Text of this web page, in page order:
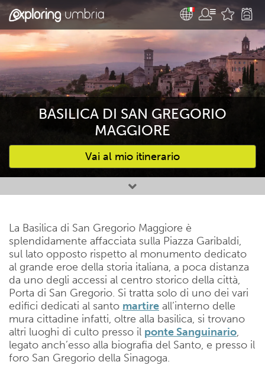
BASILICA DI SAN GREGORIO
MAGGIORE
Vai al mio itinerario
Attività preferite
La Basilica di San Gregorio Maggiore è
splendidamente affacciata sulla Piazza Garibaldi,
sul lato opposto rispetto al monumento dedicato
al grande eroe della storia italiana, a poca distanza
da uno degli accessi al centro storico della città,
Porta di San Gregorio. Si tratta solo di uno dei vari
edifici dedicati al santo martire all’interno delle
mura cittadine infatti, oltre alla basilica, si trovano
altri luoghi di culto presso il ponte Sanguinario,
legato anch’esso alla biografia del Santo, e presso il
foro San Gregorio della Sinagoga.